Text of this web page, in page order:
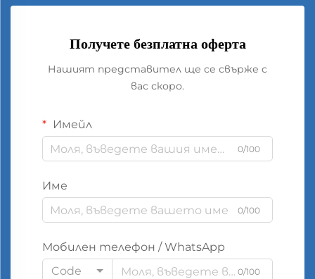
Получете безплатна оферта
Нашият представител ще се свърже с
вас скоро.
Имейл
0/100
Име
0/100
Мобилен телефон / WhatsApp
Code
0/100